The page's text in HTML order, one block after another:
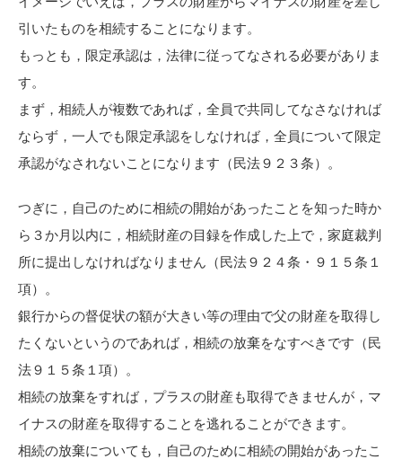
引いたものを相続することになります。
もっとも，限定承認は，法律に従ってなされる必要がありま
す。
まず，相続人が複数であれば，全員で共同してなさなければ
ならず，一人でも限定承認をしなければ，全員について限定
承認がなされないことになります（民法９２３条）。
つぎに，自己のために相続の開始があったことを知った時か
ら３か月以内に，相続財産の目録を作成した上で，家庭裁判
所に提出しなければなりません（民法９２４条・９１５条１
項）。
銀行からの督促状の額が大きい等の理由で父の財産を取得し
たくないというのであれば，相続の放棄をなすべきです（民
法９１５条１項）。
相続の放棄をすれば，プラスの財産も取得できませんが，マ
イナスの財産を取得することを逃れることができます。
相続の放棄についても，自己のために相続の開始があったこ